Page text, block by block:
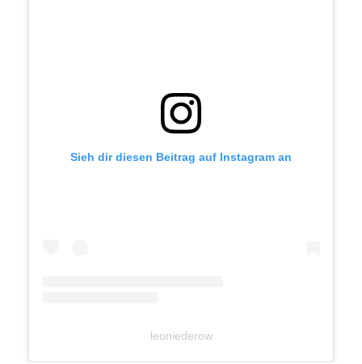
Sieh dir diesen Beitrag auf Instagram an
leoniederow